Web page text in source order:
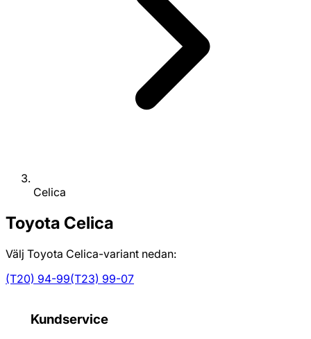
Celica
Toyota Celica
Välj Toyota Celica-variant nedan:
(T20) 94-99(T23) 99-07
Kundservice